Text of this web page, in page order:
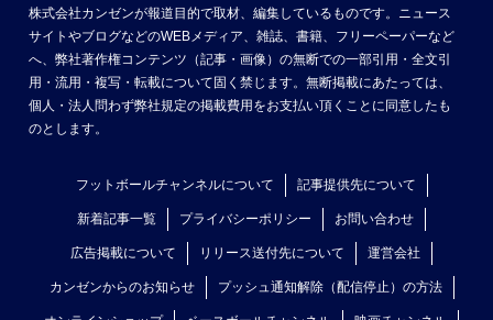
株式会社カンゼンが報道目的で取材、編集しているものです。ニュース
サイトやブログなどのWEBメディア、雑誌、書籍、フリーペーパーなど
へ、弊社著作権コンテンツ（記事・画像）の無断での一部引用・全文引
用・流用・複写・転載について固く禁じます。無断掲載にあたっては、
個人・法人問わず弊社規定の掲載費用をお支払い頂くことに同意したも
のとします。
フットボールチャンネルについて 記事提供先について
新着記事一覧 プライバシーポリシー お問い合わせ
広告掲載について リリース送付先について 運営会社
カンゼンからのお知らせ プッシュ通知解除（配信停止）の方法